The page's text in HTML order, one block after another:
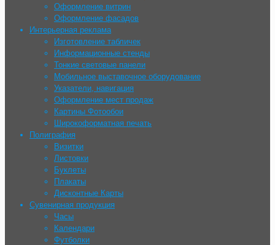
Оформление витрин
Оформление фасадов
Интерьерная реклама
Изготовление табличек
Информационные стенды
Тонкие световые панели
Мобильное выставочное оборудование
Указатели, навигация
Оформление мест продаж
Картины Фотообои
Широкоформатная печать
Полиграфия
Визитки
Листовки
Буклеты
Плакаты
Дисконтные Карты
Сувенирная продукция
Часы
Календари
Футболки